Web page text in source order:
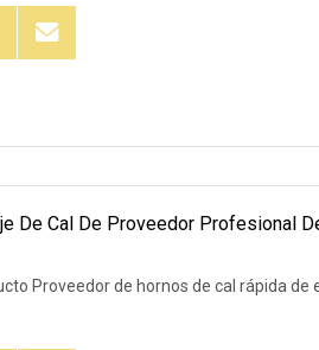
De Cal De Proveedor Profesional
Proveedor de hornos de cal rápida de